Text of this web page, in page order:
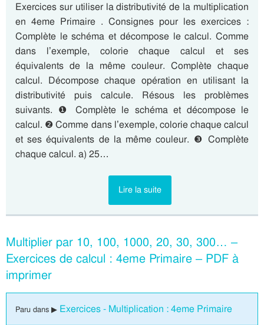
Exercices sur utiliser la distributivité de la multiplication
en 4eme Primaire . Consignes pour les exercices :
Complète le schéma et décompose le calcul. Comme
dans l’exemple, colorie chaque calcul et ses
équivalents de la même couleur. Complète chaque
calcul. Décompose chaque opération en utilisant la
distributivité puis calcule. Résous les problèmes
suivants. ❶ Complète le schéma et décompose le
calcul. ❷ Comme dans l’exemple, colorie chaque calcul
et ses équivalents de la même couleur. ❸ Complète
chaque calcul. a) 25…
Lire la suite
Multiplier par 10, 100, 1000, 20, 30, 300… –
Exercices de calcul : 4eme Primaire – PDF à
imprimer
Paru dans ▶ Exercices - Multiplication : 4eme Primaire